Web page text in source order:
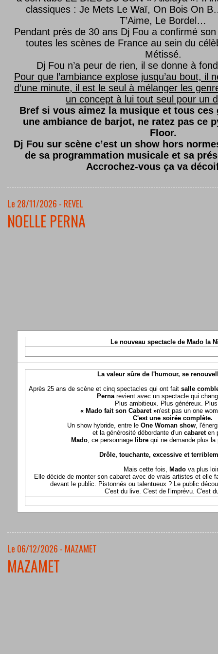
classiques : Je Mets Le Waï, On Bois On
T’Aime, Le Bordel…
Pendant près de 30 ans Dj Fou a confirmé son
toutes les scènes de France au sein du
Métissé.
Dj Fou n’a peur de rien, il se donne à
Pour que l’ambiance explose jusqu’au bout, il
d’une minute, il est le seul à mélanger les
un concept à lui tout seul pour un
Bref si vous aimez la musique et tous ces
une ambiance de barjot, ne ratez pas ce
Floor.
Dj Fou sur scène c’est un show hors
de sa programmation musicale et sa
Accrochez-vous ça va
Le 28/11/2026 - REVEL
NOELLE PERNA
Le nouveau spectacle de Mado la
La valeur sûre de l'humour, se
Après 25 ans de scène et cinq spectacles qui ont fait salle
Pernarevient avec un spectacle qui
Plus ambitieux. Plus généreux.
« Mado fait son Cabaret »n'est pas un one
C'est une soirée complète.
Un show hybride, entre le One Woman show,
et la générosité débordante d'un cabaret en
Mado, ce personnage librequi ne demande plus la
Drôle, touchante, excessive et
Mais cette fois, Mado va plus
Elle décide de monter son cabaret avec de vrais artistes et elle
devant le public. Pistonnés ou talentueux ? Le public
C'est du live. C'est de l'imprévu. C'est
Le 06/12/2026 - MAZAMET
MAZAMET